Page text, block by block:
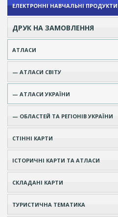
ЕЛЕКТРОННІ НАВЧАЛЬНІ ПРОДУКТИ
ДРУК НА ЗАМОВЛЕННЯ
АТЛАСИ
— АТЛАСИ СВІТУ
— АТЛАСИ УКРАЇНИ
— ОБЛАСТЕЙ ТА РЕГІОНІВ УКРАЇНИ
СТІННІ КАРТИ
ІСТОРИЧНІ КАРТИ ТА АТЛАСИ
СКЛАДАНІ КАРТИ
ТУРИСТИЧНА ТЕМАТИКА